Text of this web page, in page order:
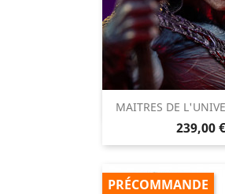
MAITRES DE
Prix
239,00 €
Aperçu
PRÉCOMMANDE